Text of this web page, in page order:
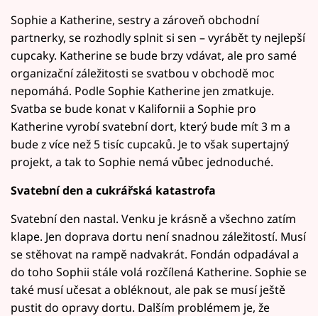
Sophie a Katherine, sestry a zároveň obchodní
partnerky, se rozhodly splnit si sen – vyrábět ty nejlepší
cupcaky. Katherine se bude brzy vdávat, ale pro samé
organizační záležitosti se svatbou v obchodě moc
nepomáhá. Podle Sophie Katherine jen zmatkuje.
Svatba se bude konat v Kalifornii a Sophie pro
Katherine vyrobí svatební dort, který bude mít 3 m a
bude z více než 5 tisíc cupcaků. Je to však supertajný
projekt, a tak to Sophie nemá vůbec jednoduché.
Svatební den a cukrářská katastrofa
Svatební den nastal. Venku je krásně a všechno zatím
klape. Jen doprava dortu není snadnou záležitostí. Musí
se stěhovat na rampě nadvakrát. Fondán odpadával a
do toho Sophii stále volá rozčílená Katherine. Sophie se
také musí učesat a obléknout, ale pak se musí ještě
pustit do opravy dortu. Dalším problémem je, že